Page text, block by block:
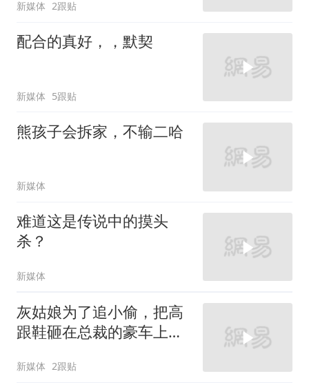
新媒体 2跟贴
配合的真好，，默契
新媒体 5跟贴
熊孩子会拆家，不输二哈
新媒体
难道这是传说中的摸头
杀？
新媒体
灰姑娘为了追小偷，把高
跟鞋砸在总裁的豪车上，
新媒体 2跟贴